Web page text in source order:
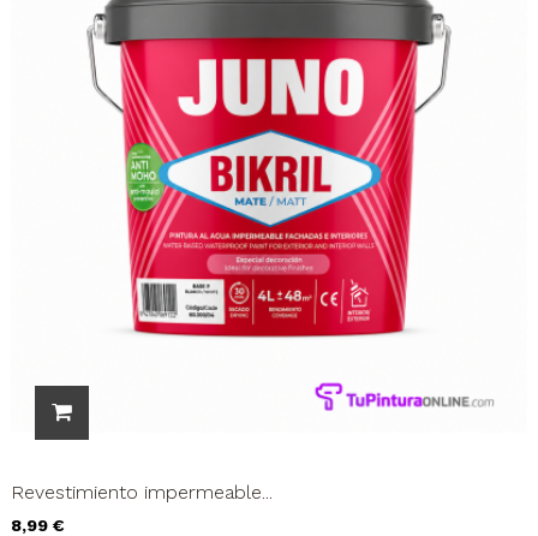
Revestimiento impermeable...
Precio
8,99 €